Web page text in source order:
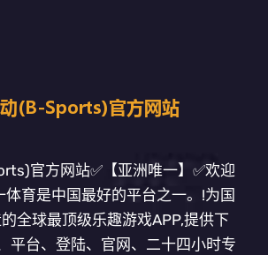
官方网站✅【亚洲唯一】✅欢迎
育是中国最好的平台之一。!为国
全球最顶级乐趣游戏APP,提供下
平台、登陆、官网、二十四小时专